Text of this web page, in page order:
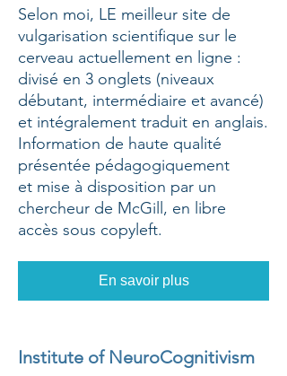
Selon moi, LE meilleur site de
vulgarisation scientifique sur le
cerveau actuellement en ligne :
divisé en 3 onglets (niveaux
débutant, intermédiaire et avancé)
et intégralement traduit en anglais.
Information de haute qualité
présentée pédagogiquement
et mise à disposition par un
chercheur de McGill, en libre
accès sous copyleft.
En savoir plus
Institute of NeuroCognitivism